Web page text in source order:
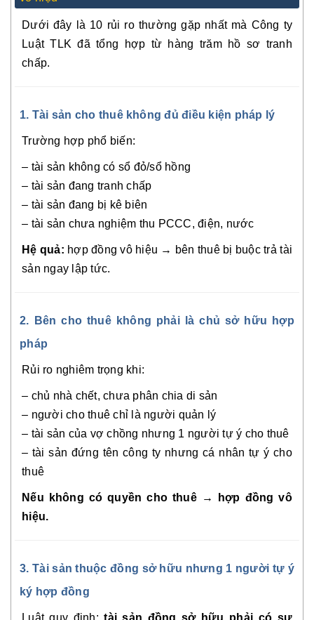
Dưới đây là 10 rủi ro thường gặp nhất mà Công ty
Luật TLK đã tổng hợp từ hàng trăm hồ sơ tranh
chấp.
1. Tài sản cho thuê không đủ điều kiện pháp lý
Trường hợp phổ biến:
– tài sản không có sổ đỏ/sổ hồng
– tài sản đang tranh chấp
– tài sản đang bị kê biên
– tài sản chưa nghiệm thu PCCC, điện, nước
Hệ quả: hợp đồng vô hiệu → bên thuê bị buộc trả tài
sản ngay lập tức.
2. Bên cho thuê không phải là chủ sở hữu hợp
pháp
Rủi ro nghiêm trọng khi:
– chủ nhà chết, chưa phân chia di sản
– người cho thuê chỉ là người quản lý
– tài sản của vợ chồng nhưng 1 người tự ý cho thuê
– tài sản đứng tên công ty nhưng cá nhân tự ý cho
thuê
Nếu không có quyền cho thuê → hợp đồng vô
hiệu.
3. Tài sản thuộc đồng sở hữu nhưng 1 người tự ý
ký hợp đồng
Luật quy định:tài sản đồng sở hữu phải có sự